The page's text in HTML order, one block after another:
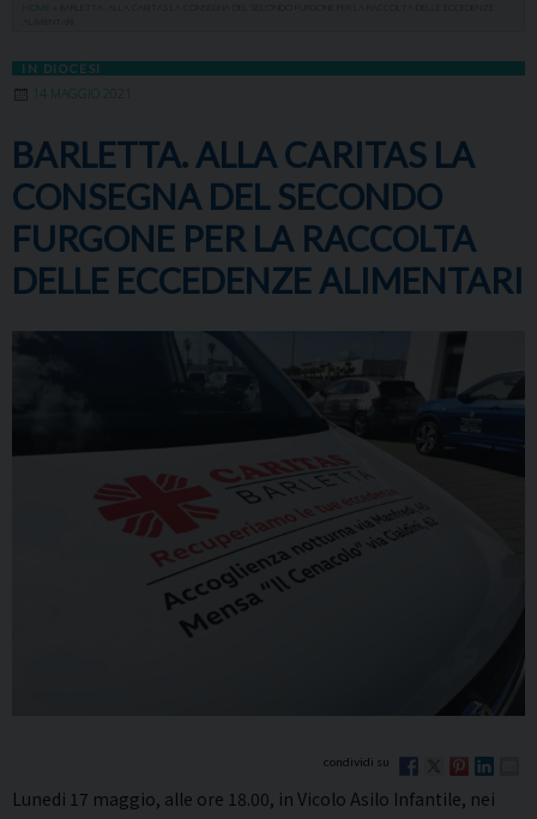
IN DIOCESI
14 MAGGIO 2021
BARLETTA. ALLA CARITAS LA
CONSEGNA DEL SECONDO
FURGONE PER LA RACCOLTA
DELLE ECCEDENZE ALIMENTARI
Lunedi 17 maggio, alle ore 18.00, in Vicolo Asilo Infantile, nei